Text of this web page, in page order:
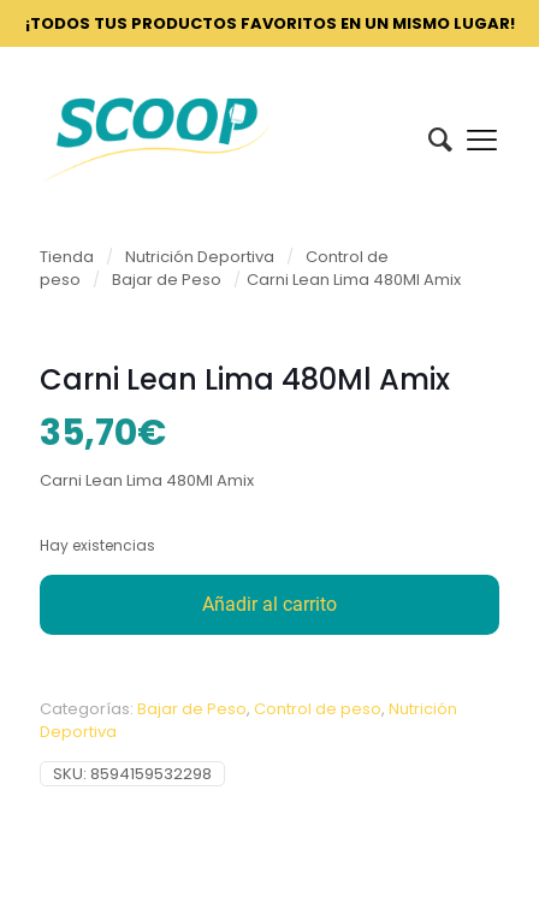
¡TODOS TUS PRODUCTOS FAVORITOS EN UN MISMO LUGAR!
Tienda / Nutrición Deportiva / Control de
peso
/ Bajar de Peso / Carni Lean Lima 480Ml Amix
Carni Lean Lima 480Ml Amix
35,70€
Carni Lean Lima 480Ml Amix
Hay existencias
Añadir al carrito
Categorías: Bajar de Peso, Control de peso, Nutrición
Deportiva
SKU: 8594159532298